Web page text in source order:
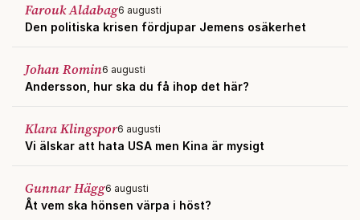
Farouk Aldabag6 augusti
Den politiska krisen fördjupar Jemens osäkerhet
Johan Romin6 augusti
Andersson, hur ska du få ihop det här?
Klara Klingspor6 augusti
Vi älskar att hata USA men Kina är mysigt
Gunnar Hägg6 augusti
Åt vem ska hönsen värpa i höst?